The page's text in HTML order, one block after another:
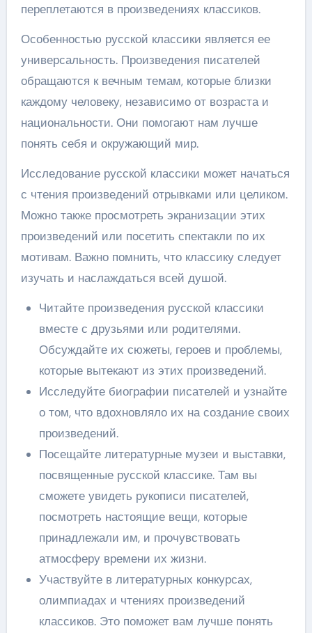
переплетаются в произведениях классиков.
Особенностью русской классики является ее
универсальность. Произведения писателей
обращаются к вечным темам, которые близки
каждому человеку, независимо от возраста и
национальности. Они помогают нам лучше
понять себя и окружающий мир.
Исследование русской классики может начаться
с чтения произведений отрывками или целиком.
Можно также просмотреть экранизации этих
произведений или посетить спектакли по их
мотивам. Важно помнить, что классику следует
изучать и наслаждаться всей душой.
Читайте произведения русской классики
вместе с друзьями или родителями.
Обсуждайте их сюжеты, героев и проблемы,
которые вытекают из этих произведений.
Исследуйте биографии писателей и узнайте
о том, что вдохновляло их на создание своих
произведений.
Посещайте литературные музеи и выставки,
посвященные русской классике. Там вы
сможете увидеть рукописи писателей,
посмотреть настоящие вещи, которые
принадлежали им, и прочувствовать
атмосферу времени их жизни.
Участвуйте в литературных конкурсах,
олимпиадах и чтениях произведений
классиков. Это поможет вам лучше понять